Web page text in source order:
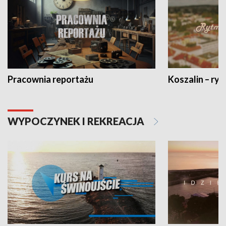
Pracownia reportażu Koszalin –
WYPOCZYNEK I REKREACJA